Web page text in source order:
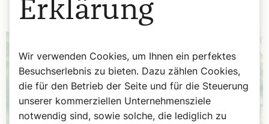
Erklärung
Wir verwenden Cookies, um Ihnen ein perfektes
Besuchserlebnis zu bieten. Dazu zählen Cookies,
die für den Betrieb der Seite und für die Steuerung
unserer kommerziellen Unternehmensziele
notwendig sind, sowie solche, die lediglich zu